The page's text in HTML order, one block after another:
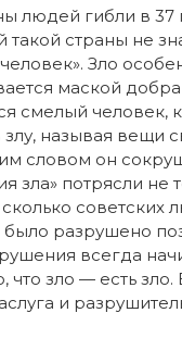
людей гибли в 37
такой страны не
Зло
маской
смелый человек,
злу, называя вещи
словом он
зла» потрясли не
советских
было разрушено
всегда
что зло — есть зло.
и